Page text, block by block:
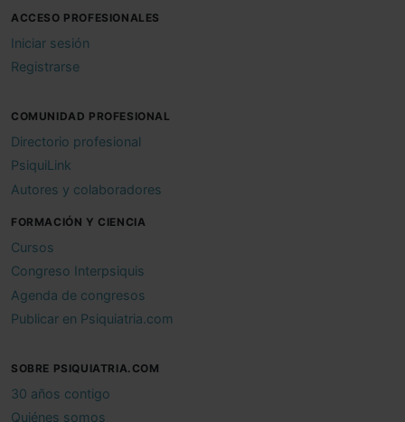
ACCESO PROFESIONALES
Iniciar sesión
Registrarse
COMUNIDAD PROFESIONAL
Directorio profesional
PsiquiLink
Autores y colaboradores
FORMACIÓN Y CIENCIA
Cursos
Congreso Interpsiquis
Agenda de congresos
Publicar en Psiquiatria.com
SOBRE PSIQUIATRIA.COM
30 años contigo
Quiénes somos